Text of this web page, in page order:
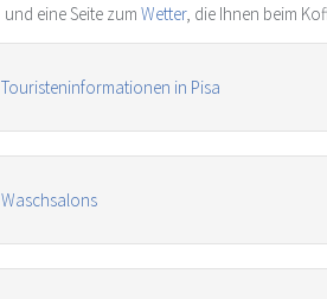
und eine Seite zum Wetter, die Ihnen beim
Touristeninformationen in Pisa
Waschsalons